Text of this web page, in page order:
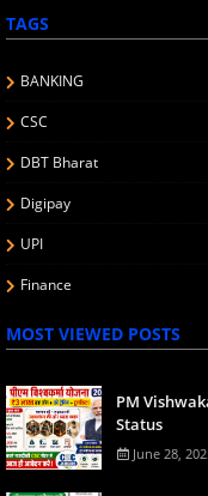
TAGS
BANKING
CSC
DBT Bharat
Digipay
UPI
Finance
MOST VIEWED POSTS
PM
Status
June 28,